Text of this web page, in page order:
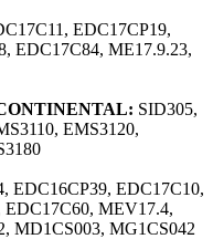
EDC17CP19,
EDC17C84, ME17.9.23,
SID305,
EMS3120,
EDC16CP39, EDC17C10,
MEV17.4,
MD1CS003, MG1CS042